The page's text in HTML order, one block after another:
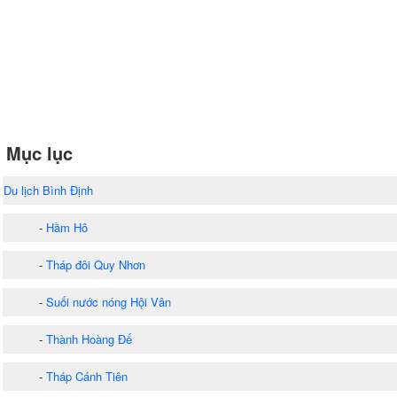
Mục lục
Du lịch Bình Định
- Hầm Hô
- Tháp đôi Quy Nhơn
- Suối nước nóng Hội Vân
- Thành Hoàng Đế
- Tháp Cánh Tiên